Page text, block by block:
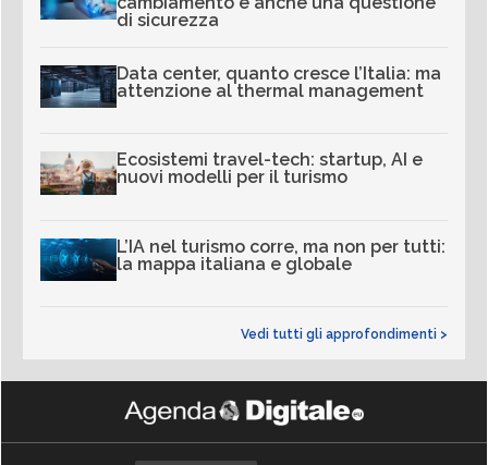
di sicurezza
Data center, quanto cresce l’Italia: ma
attenzione al thermal management
Ecosistemi travel-tech: startup, AI e
nuovi modelli per il turismo
L’IA nel turismo corre, ma non per tutti:
la mappa italiana e globale
Vedi tutti gli approfondimenti >